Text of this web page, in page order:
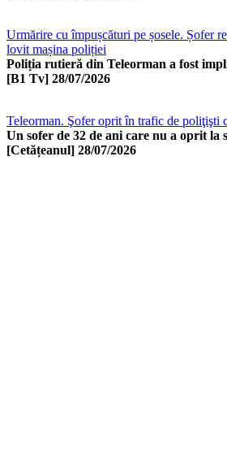
Urmărire cu împușcături pe șosele. Șofer
lovit mașina poliției
Poliția rutieră din Teleorman a fost
[B1 Tv] 28/07/2026
Teleorman. Şofer oprit în trafic de poliţişti
Un sofer de 32 de ani care nu a oprit la
[Cetățeanul] 28/07/2026